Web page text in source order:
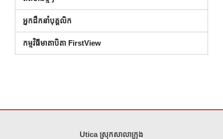
អ្នកដឹកនាំបុគ្គលិក
កម្មវិធីមាតាបិតា FirstView
Utica ស្រុកសាលាក្រុង